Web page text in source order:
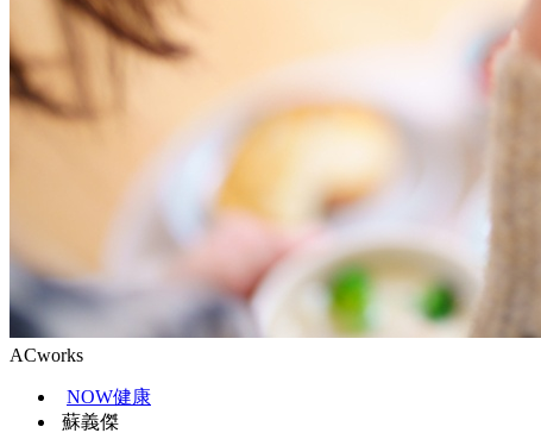
ACworks
NOW健康
蘇義傑